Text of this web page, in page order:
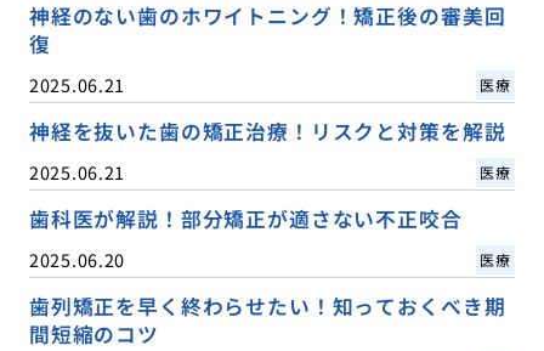
神経のない歯のホワイトニング！矯正後の審美回
復
2025.06.21 医療
神経を抜いた歯の矯正治療！リスクと対策を解説
2025.06.21 医療
歯科医が解説！部分矯正が適さない不正咬合
2025.06.20 医療
歯列矯正を早く終わらせたい！知っておくべき期
間短縮のコツ